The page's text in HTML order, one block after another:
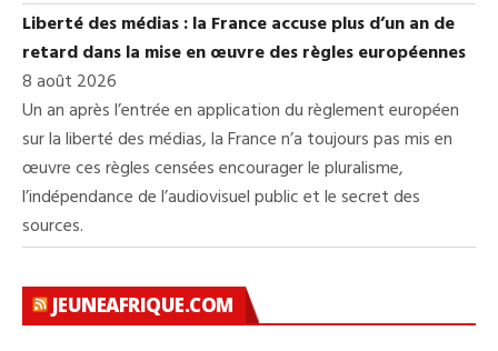
Liberté des médias : la France accuse plus d’un an de
retard dans la mise en œuvre des règles européennes
8 août 2026
Un an après l’entrée en application du règlement européen
sur la liberté des médias, la France n’a toujours pas mis en
œuvre ces règles censées encourager le pluralisme,
l’indépendance de l’audiovisuel public et le secret des
sources.
JEUNEAFRIQUE.COM